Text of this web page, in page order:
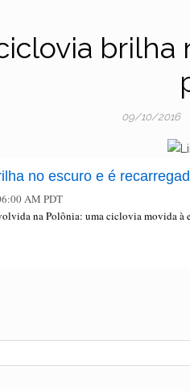
09/10/2016
no escuro e é
AM PDT
na Polônia: uma ciclovia movida à